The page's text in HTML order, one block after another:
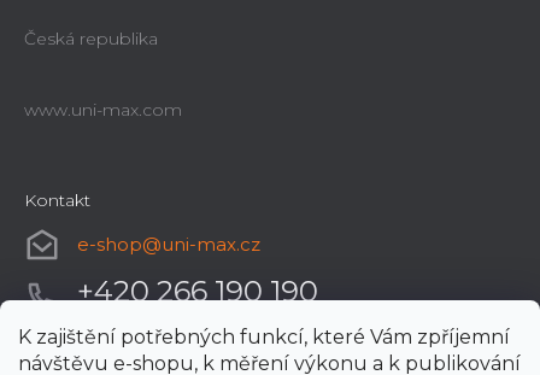
K zajištění potřebných funkcí, které Vám zpříjemní
návštěvu e-shopu, k měření výkonu a k publikování
Česká republika
www.uni-max.com
Kontakt
e-shop@uni-max.cz
+420 266 190 190